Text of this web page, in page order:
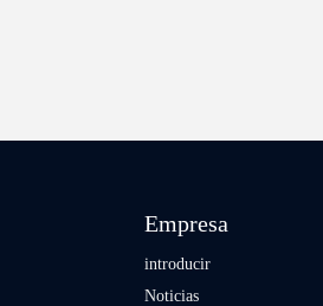
Empresa
introducir
Noticias